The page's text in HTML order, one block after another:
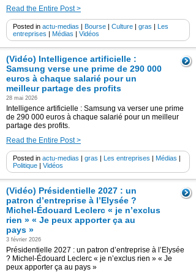
Read the Entire Post >
Posted in actu-medias | Bourse | Culture | gras | Les
entreprises | Médias | Vidéos
(Vidéo) Intelligence artificielle :
Samsung verse une prime de 290 000
euros à chaque salarié pour un
meilleur partage des profits
28 mai 2026
Intelligence artificielle : Samsung va verser une prime
de 290 000 euros à chaque salarié pour un meilleur
partage des profits.
Read the Entire Post >
Posted in actu-medias | gras | Les entreprises | Médias |
Politique | Vidéos
(Vidéo) Présidentielle 2027 : un
patron d’entreprise à l’Elysée ?
Michel-Édouard Leclerc « je n’exclus
rien » « Je peux apporter ça au
pays »
3 février 2026
Présidentielle 2027 : un patron d’entreprise à l’Elysée
? Michel-Édouard Leclerc « je n’exclus rien » « Je
peux apporter ça au pays »